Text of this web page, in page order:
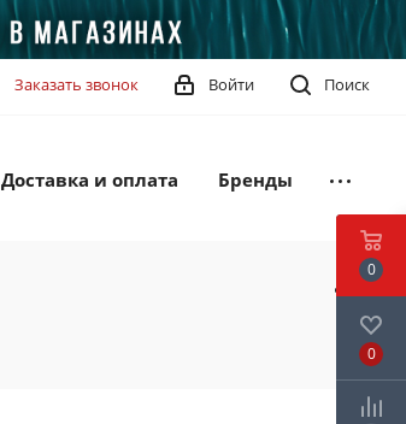
Поиск
Войти
Заказать звонок
Доставка и оплата Бренды
0
0